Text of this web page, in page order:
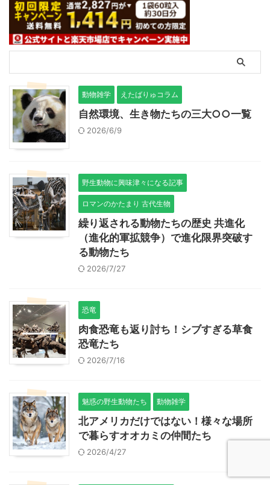
動物雑学 えたばりゅコラム
自然環境、生き物たちの三大○○一覧
2026/6/9
野生動物に興味津々になる記事
ロマンのかたまり 古代生物
繰り返される動物たちの歴史 共進化
（進化的軍拡競争）で進化限界突破す
る動物たち
2026/7/27
恐竜
肉食恐竜も返り討ち！シブすぎる草食
恐竜たち
2026/7/16
魅惑の野生動物たち 動物雑学
北アメリカだけではない！様々な場所
で暮らすオオカミの仲間たち
2026/4/27